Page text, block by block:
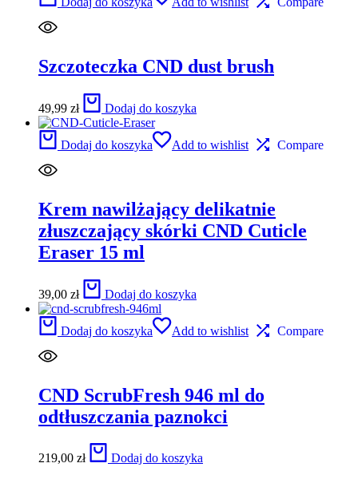
Szczoteczka CND dust brush
49,99 zł Dodaj do koszyka
Dodaj do koszyka Add to wishlist Compare
Krem nawilżający delikatnie
złuszczający skórki CND Cuticle
Eraser 15 ml
39,00 zł Dodaj do koszyka
Dodaj do koszyka Add to wishlist Compare
CND ScrubFresh 946 ml do
odtłuszczania paznokci
219,00 zł Dodaj do koszyka